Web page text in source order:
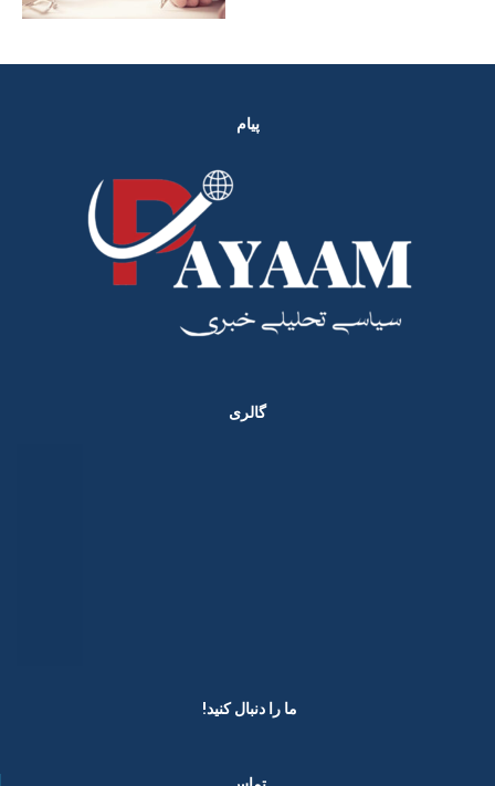
پیام
گالری
ما را دنبال کنید! ​